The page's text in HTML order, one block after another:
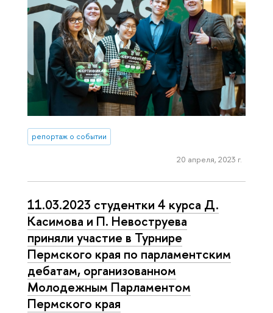
репортаж о событии
20 апреля, 2023 г.
11.03.2023 студентки 4 курса Д.
Касимова и П. Невоструева
приняли участие в Турнире
Пермского края по парламентским
дебатам, организованном
Молодежным Парламентом
Пермского края